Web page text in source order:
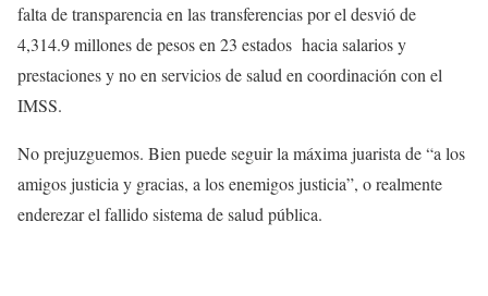
falta de transparencia en las transferencias por el desvió de
4,314.9 millones de pesos en 23 estados hacia salarios y
prestaciones y no en servicios de salud en coordinación con el
IMSS.
No prejuzguemos. Bien puede seguir la máxima juarista de “a los
amigos justicia y gracias, a los enemigos justicia”, o realmente
enderezar el fallido sistema de salud pública.